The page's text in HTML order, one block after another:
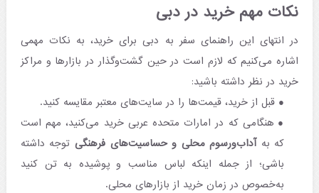
نکات مهم خرید در دبی
در انتهای این راهنمای سفر به دبی برای خرید، به نکات مهمی
اشاره می‌کنیم که لازم است در حین گشت‌وگذار در بازارها و مراکز
خرید در نظر داشته باشید:
قبل از خرید، قیمت‌ها را در سایت‌های معتبر مقایسه کنید.
هنگامی که در امارات متحده عربی خرید می‌کنید، مهم است
که بهآداب‌ورسوم محلی و حساسیت‌های فرهنگی توجه داشته
باشی؛ از جمله اینکه لباس مناسب و پوشیده به تن کنید
به‌خصوص در زمان خرید از بازارهای محلی.